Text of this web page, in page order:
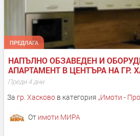
ПРЕДЛАГА
НАПЪЛНО ОБЗАВЕДЕН И
АПАРТАМЕНТ В ЦЕНТЪРА НА ГР.
Преди 4 дни
За гр. Хасковов категория „Имоти -
От имоти МИРА